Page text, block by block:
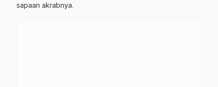
sapaan akrabnya.